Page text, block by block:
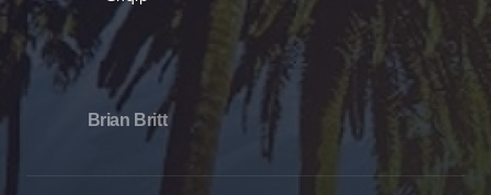
Brian Britt